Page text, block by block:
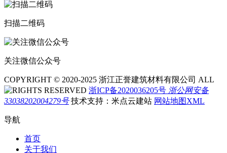
扫描二维码
关注微信公众号
COPYRIGHT © 2020-2025 浙江正誉建筑材料有限公司 ALL
RIGHTS RESERVED 浙ICP备2020036205号 浙公网安备
33038202004279号 技术支持：米点云建站 网站地图XML
导航
首页
关于我们